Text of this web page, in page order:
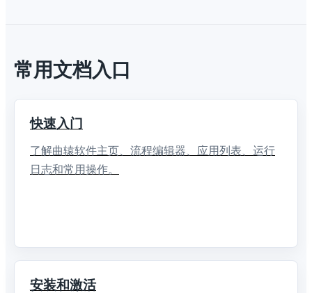
常用文档入口
快速入门
了解曲辕软件主页、流程编辑器、应用列表、运行
日志和常用操作。
安装和激活